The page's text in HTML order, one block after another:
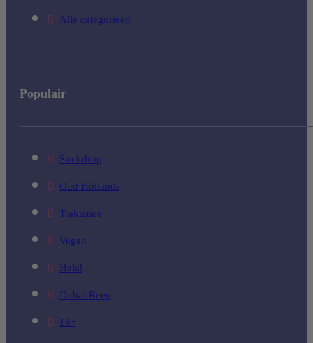
Alle categorieën
Populair
Strekdrop
Oud Hollands
Traktaties
Vegan
Halal
Dubai Reep
18+